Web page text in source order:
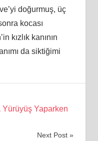
doğurmuş, üç
kocası
kızlık kanının
da siktiğimi
Yürüyüş Yaparken
Next Post